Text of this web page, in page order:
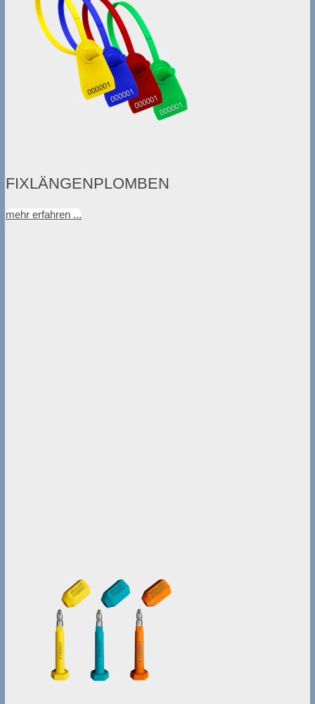
FIXLÄNGENPLOMBEN
mehr erfahren ...